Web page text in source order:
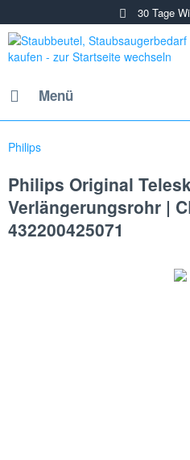
30 Tage
Menü
Philips
Philips Original
Verlängerungsrohr |
432200425071